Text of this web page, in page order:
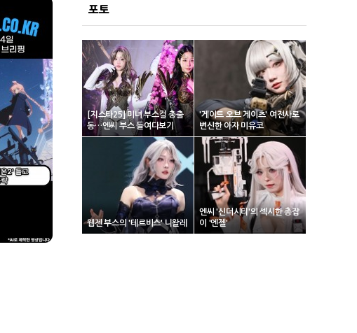
포토
[지스타25] 미녀 부스걸 총출
동…엔씨 부스 들여다보기
'게이트 오브 게이츠' 여전사로
변신한 아자 미유코
웹젠 부스의 '테르비스' 니왈레
엔씨 '신더시티'의 섹시한 총잡
이 '엔젤'